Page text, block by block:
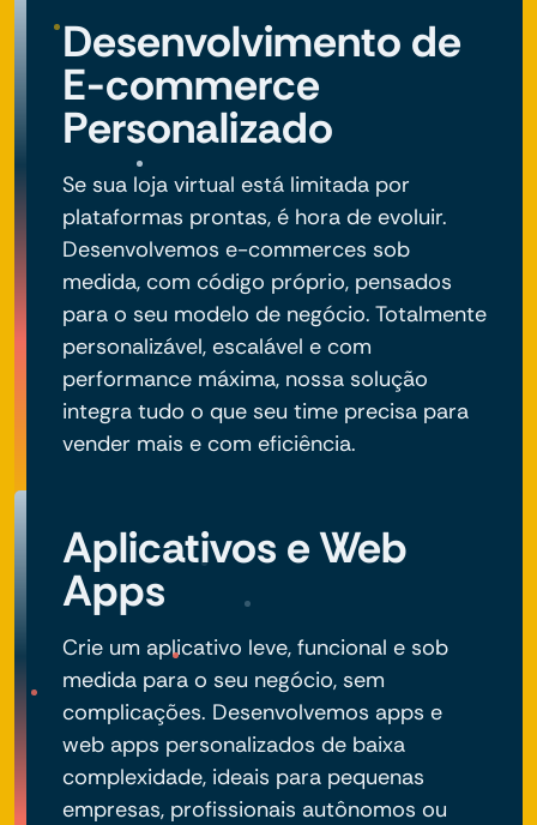
Desenvolvimento de
E-commerce
Personalizado
Se sua loja virtual está limitada por
plataformas prontas, é hora de evoluir.
Desenvolvemos e-commerces sob
medida, com código próprio, pensados
para o seu modelo de negócio. Totalmente
personalizável, escalável e com
performance máxima, nossa solução
integra tudo o que seu time precisa para
vender mais e com eficiência.
Aplicativos e Web
Apps
Crie um aplicativo leve, funcional e sob
medida para o seu negócio, sem
complicações. Desenvolvemos apps e
web apps personalizados de baixa
complexidade, ideais para pequenas
empresas, profissionais autônomos ou